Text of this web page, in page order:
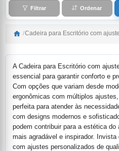
Filtrar Ordenar
/Cadeira para Escritório com
A Cadeira para Escritório com
essencial para garantir conforto e
Com opções que variam desde
ergonômicas com múltiplos
perfeita para atender às
com designs modernos e
podem contribuir para a estética do
mais agradável e inspirador.
com ajustes personalizados de